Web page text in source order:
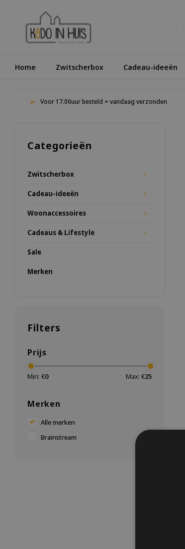
Home Zwitscherbox Cadeau-ideeën
Voor 17.00uur besteld = vandaag verzonden
Categorieën
Zwitscherbox
Cadeau-ideeën
Woonaccessoires
Cadeaus & Lifestyle
Sale
Merken
Filters
Prijs
Min: €0 Max: €25
Merken
Alle merken
Brainstream